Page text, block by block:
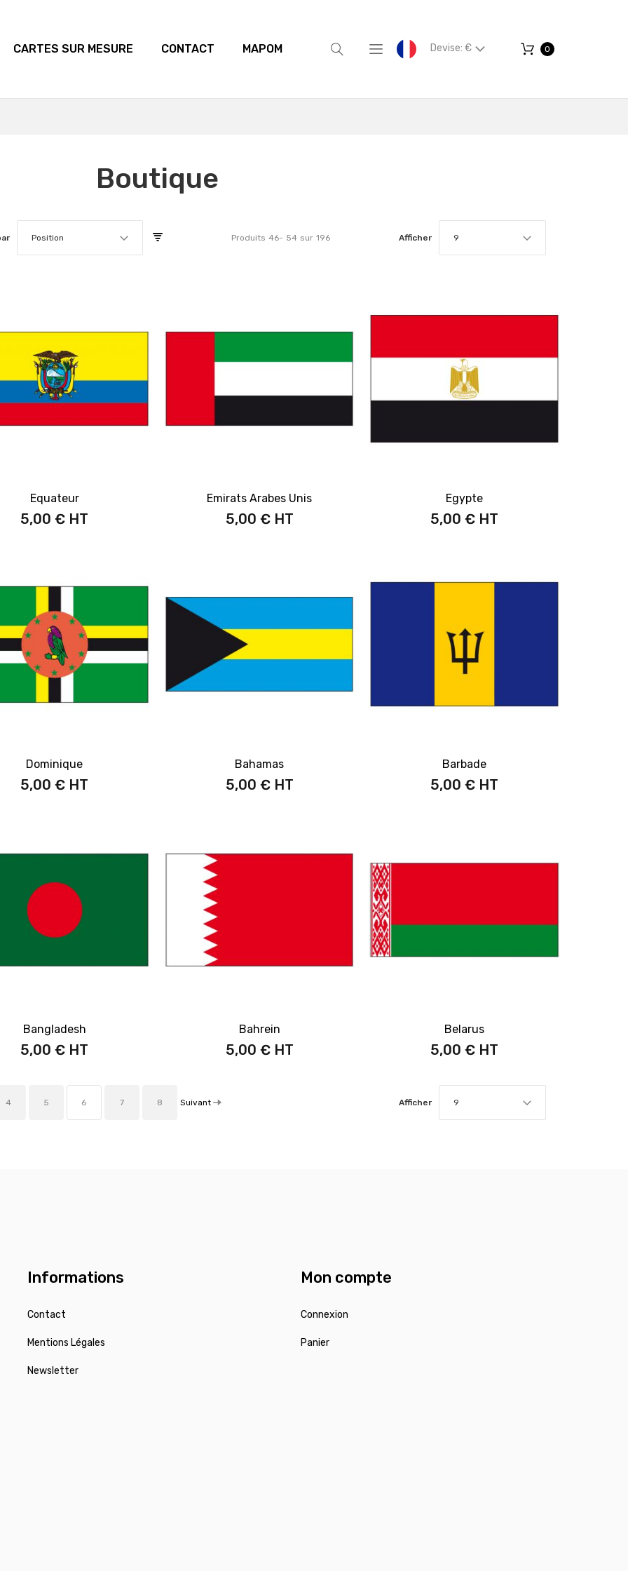
CARTES SUR MESURE CONTACT MAPOM Devise: € 0
Boutique
Position Produits 46- 54 sur 196 Afficher 9
Equateur
5,00 €
Emirats Arabes Unis
5,00 €
Egypte
5,00 €
Dominique
5,00 €
Bahamas
5,00 €
Barbade
5,00 €
Bangladesh
5,00 €
Bahrein
5,00 €
Belarus
5,00 €
Afficher 9
4 5 6 7 8 Suivant
Informations
Contact
Mentions Légales
Newsletter
Mon compte
Connexion
Panier